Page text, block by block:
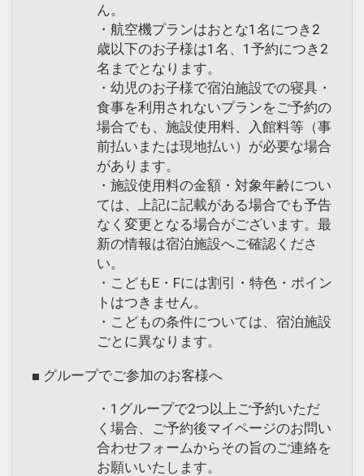
ん。
・航空機プランはおとな1名につき2
歳以下のお子様は1名、1予約につき2
名までとなります。
・幼児のお子様で宿泊施設での寝具・
食事を利用されないプランをご予約の
場合でも、施設使用料、入館料等（事
前払いまたは現地払い）が必要な場合
があります。
・施設使用料の金額・対象年齢につい
ては、上記に記載がある場合でも予告
なく変更となる場合がございます。最
新の情報は宿泊施設へご確認くださ
い。
・こどもE・Fには割引・特色・ポイン
トはつきません。
・こどもの条件については、宿泊施設
ごとに異なります。
■ グループでご参加のお客様へ
・1グループで2つ以上ご予約いただ
く場合、ご予約後マイページのお問い
合わせフォームからその旨のご連絡を
お願いいたします。